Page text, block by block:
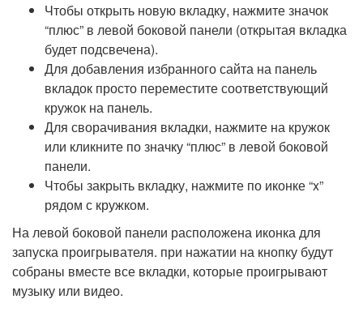
Чтобы открыть новую вкладку, нажмите значок
“плюс” в левой боковой панели (открытая вкладка
будет подсвечена).
Для добавления избранного сайта на панель
вкладок просто переместите соответствующий
кружок на панель.
Для сворачивания вкладки, нажмите на кружок
или кликните по значку “плюс” в левой боковой
панели.
Чтобы закрыть вкладку, нажмите по иконке “x”
рядом с кружком.
На левой боковой панели расположена иконка для
запуска проигрывателя. при нажатии на кнопку будут
собраны вместе все вкладки, которые проигрывают
музыку или видео.